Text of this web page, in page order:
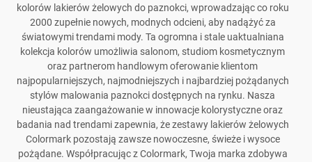
kolorów lakierów żelowych do paznokci, wprowadzając co roku
2000 zupełnie nowych, modnych odcieni, aby nadążyć za
światowymi trendami mody. Ta ogromna i stale uaktualniana
kolekcja kolorów umożliwia salonom, studiom kosmetycznym
oraz partnerom handlowym oferowanie klientom
najpopularniejszych, najmodniejszych i najbardziej pożądanych
stylów malowania paznokci dostępnych na rynku. Nasza
nieustająca zaangażowanie w innowacje kolorystyczne oraz
badania nad trendami zapewnia, że zestawy lakierów żelowych
Colormark pozostają zawsze nowoczesne, świeże i wysoce
pożądane. Współpracując z Colormark, Twoja marka zdobywa